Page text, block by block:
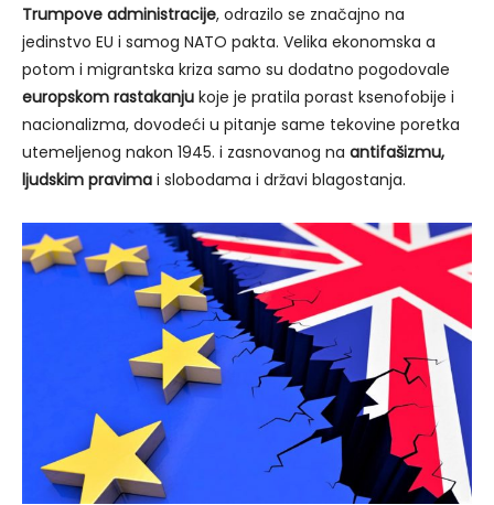
Trumpove administracije, odrazilo se značajno na
jedinstvo EU i samog NATO pakta. Velika ekonomska a
potom i migrantska kriza samo su dodatno pogodovale
europskom rastakanju koje je pratila porast ksenofobije i
nacionalizma, dovodeći u pitanje same tekovine poretka
utemeljenog nakon 1945. i zasnovanog na antifašizmu,
ljudskim pravima i slobodama i državi blagostanja.